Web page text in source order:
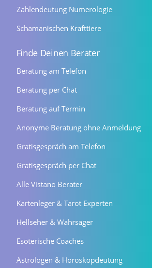
Zahlendeutung Numerologie
Schamanischen Krafttiere
Finde Deinen Berater
Beratung am Telefon
Beratung per Chat
Beratung auf Termin
Anonyme Beratung ohne Anmeldung
Gratisgespräch am Telefon
Gratisgespräch per Chat
Alle Vistano Berater
Kartenleger & Tarot Experten
Hellseher & Wahrsager
Esoterische Coaches
Astrologen & Horoskopdeutung